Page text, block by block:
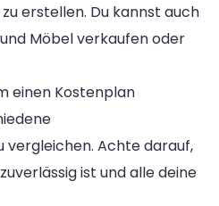
erstellen. Du kannst auch
Möbel verkaufen oder
einen Kostenplan
vergleichen. Achte darauf,
ist und alle deine